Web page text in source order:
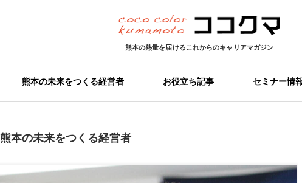
熊本の熱量を届けるこれからのキャリアマガジン
熊本の未来をつくる経営者 お役立ち記事 セミナー情
熊本の未来をつくる経営者